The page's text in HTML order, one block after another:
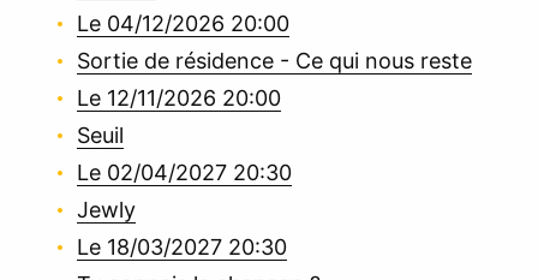
Le 04/12/2026 20:00
Sortie de résidence - Ce qui nous reste
Le 12/11/2026 20:00
Seuil
Le 02/04/2027 20:30
Jewly
Le 18/03/2027 20:30